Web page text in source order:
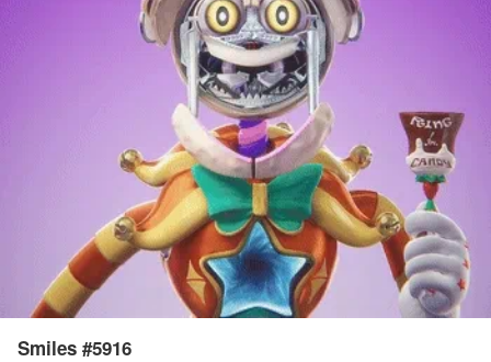
Smiles #5916